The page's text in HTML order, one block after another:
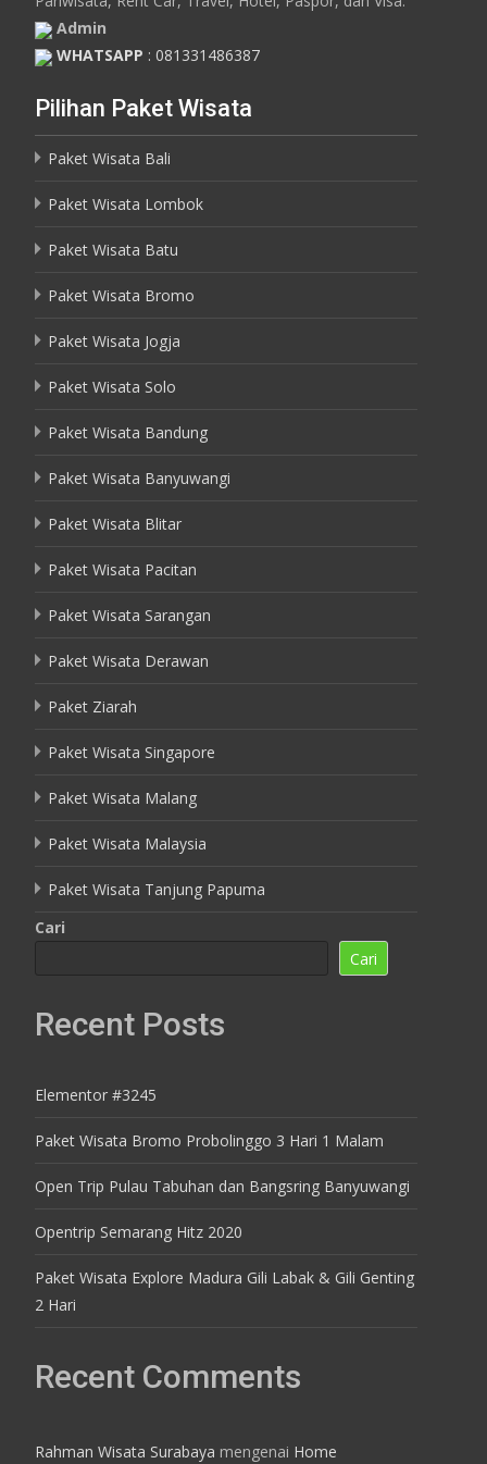
Admin
WHATSAPP : 081331486387
Pilihan Paket Wisata
Paket Wisata Bali
Paket Wisata Lombok
Paket Wisata Batu
Paket Wisata Bromo
Paket Wisata Jogja
Paket Wisata Solo
Paket Wisata Bandung
Paket Wisata Banyuwangi
Paket Wisata Blitar
Paket Wisata Pacitan
Paket Wisata Sarangan
Paket Wisata Derawan
Paket Ziarah
Paket Wisata Singapore
Paket Wisata Malang
Paket Wisata Malaysia
Paket Wisata Tanjung Papuma
Cari
Cari
Recent Posts
Elementor #3245
Paket Wisata Bromo Probolinggo 3 Hari 1 Malam
Open Trip Pulau Tabuhan dan Bangsring Banyuwangi
Opentrip Semarang Hitz 2020
Paket Wisata Explore Madura Gili Labak & Gili Genting
2 Hari
Recent Comments
Rahman Wisata Surabaya mengenai Home